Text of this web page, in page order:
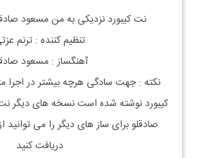
نت کیبورد نزدیکی به من مسعود
تنظیم کننده : ترنم
آهنگساز : مسعود
نکته : جهت سادگی هرچه بیشتر در
کیبورد نوشته شده است نسخه های دیگر
صادقلوبرای ساز های دیگر را می توانید
دریافت کنید